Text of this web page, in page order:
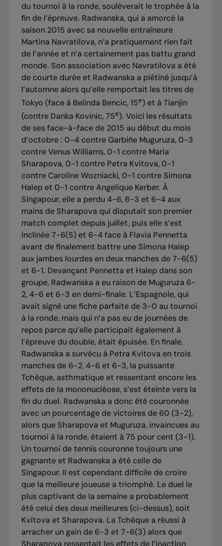
du tournoi à la ronde, soulèverait le trophée à la
fin de l’épreuve. Radwanska, qui a amorcé la
saison 2015 avec sa nouvelle entraîneure
Martina Navratilova, n’a pratiquement rien fait
de l’année et n’a certainement pas battu grand
monde. Son association avec Navratilova a été
de courte durée et Radwanska a piétiné jusqu’à
l’automne alors qu’elle remportait les titres de
Tokyo (face à Belinda Bencic, 15e) et à Tianjin
(contre Danka Kovinic, 75e). Voici les résultats
de ses face-à-face de 2015 au début du mois
d’octobre : 0-4 contre Garbiñe Muguruza, 0-3
contre Venus Williams, 0-1 contre Maria
Sharapova, 0-1 contre Petra Kvitova, 0-1
contre Caroline Wozniacki, 0-1 contre Simona
Halep et 0-1 contre Angelique Kerber. À
Singapour, elle a perdu 4-6, 6-3 et 6-4 aux
mains de Sharapova qui disputait son premier
match complet depuis juillet, puis elle s’est
inclinée 7-6(5) et 6-4 face à Flavia Pennetta
avant de finalement battre une Simona Halep
aux jambes lourdes en deux manches de 7-6(5)
et 6-1. Devançant Pennetta et Halep dans son
groupe, Radwanska a eu raison de Muguruza 6-
2, 4-6 et 6-3 en demi-finale. L’Espagnole, qui
avait signé une fiche parfaite de 3-0 au tournoi
à la ronde, mais qui n’a pas eu de journées de
repos parce qu’elle participait également à
l’épreuve du double, était épuisée. En finale,
Radwanska a survécu à Petra Kvitova en trois
manches de 6-2, 4-6 et 6-3, la puissante
Tchèque, asthmatique et ressentant encore les
effets de la mononucléose, s’est éteinte vers la
fin du duel. Radwanska a donc été couronnée
avec un pourcentage de victoires de 60 (3-2),
alors que Sharapova et Muguruza, invaincues au
tournoi à la ronde, étaient à 75 pour cent (3-1).
Un tournoi de tennis couronne toujours une
gagnante et Radwanska a été celle de
Singapour. Il est cependant difficile de croire
que la meilleure joueuse a triomphé. Le duel le
plus captivant de la semaine a probablement
été celui des deux meilleures (ci-dessus), soit
Kvitova et Sharapova. La Tchèque a réussi à
arracher un gain de 6-3 et 7-6(3) alors que